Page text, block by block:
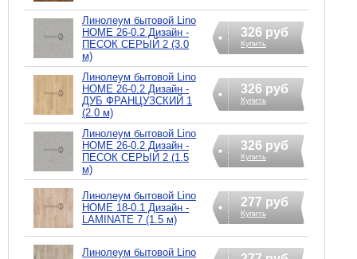
Линолеум бытовой Lino
HOME 26-0.2 Дизайн -
ПЕСОК СЕРЫЙ 2 (3.0
м)
326 руб
Купить
Линолеум бытовой Lino
HOME 26-0.2 Дизайн -
ДУБ ФРАНЦУЗСКИЙ 1
(2.0 м)
326 руб
Купить
Линолеум бытовой Lino
HOME 26-0.2 Дизайн -
ПЕСОК СЕРЫЙ 2 (1.5
м)
326 руб
Купить
Линолеум бытовой Lino
HOME 18-0.1 Дизайн -
LAMINATE 7 (1.5 м)
277 руб
Купить
Линолеум бытовой Lino